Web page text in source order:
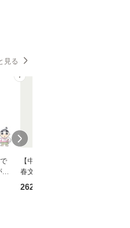
見る
7
【中古】 予知夢 （文
春文庫） / 東野 圭吾 /
文藝春秋 [文庫]【メー
262